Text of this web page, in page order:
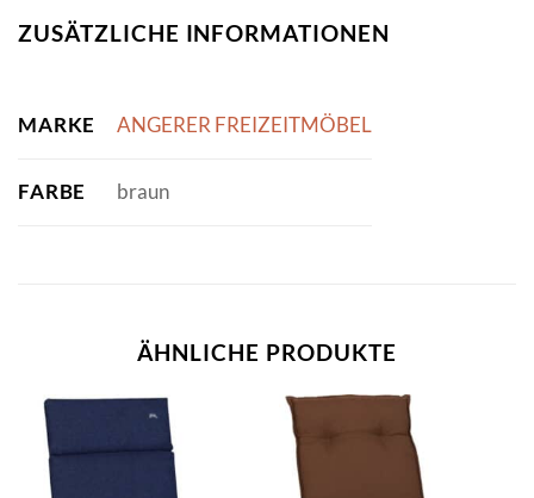
ZUSÄTZLICHE INFORMATIONEN
MARKE ANGERER FREIZEITMÖBEL
FARBE braun
ÄHNLICHE PRODUKTE